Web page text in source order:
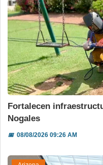
Fortalecen
Nogales
📅08/08/2026 09:26 AM